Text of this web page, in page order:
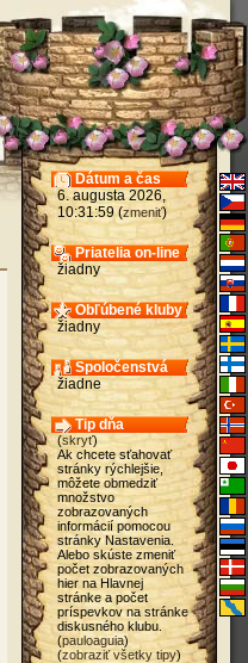
Dátum a čas
6. augusta 2026,
10:31:59 (zmeniť)
Priatelia on-line
žiadny
Obľúbené kluby
žiadny
Spoločenstvá
žiadne
Tip dňa
(skryť)
Ak chcete sťahovať
stránky rýchlejšie,
môžete obmedziť
množstvo
zobrazovaných
informácií pomocou
stránky Nastavenia.
Alebo skúste zmeniť
počet zobrazovaných
hier na Hlavnej
stránke a počet
príspevkov na stránke
diskusného klubu.
(pauloaguia)
(zobraziť všetky tipy)